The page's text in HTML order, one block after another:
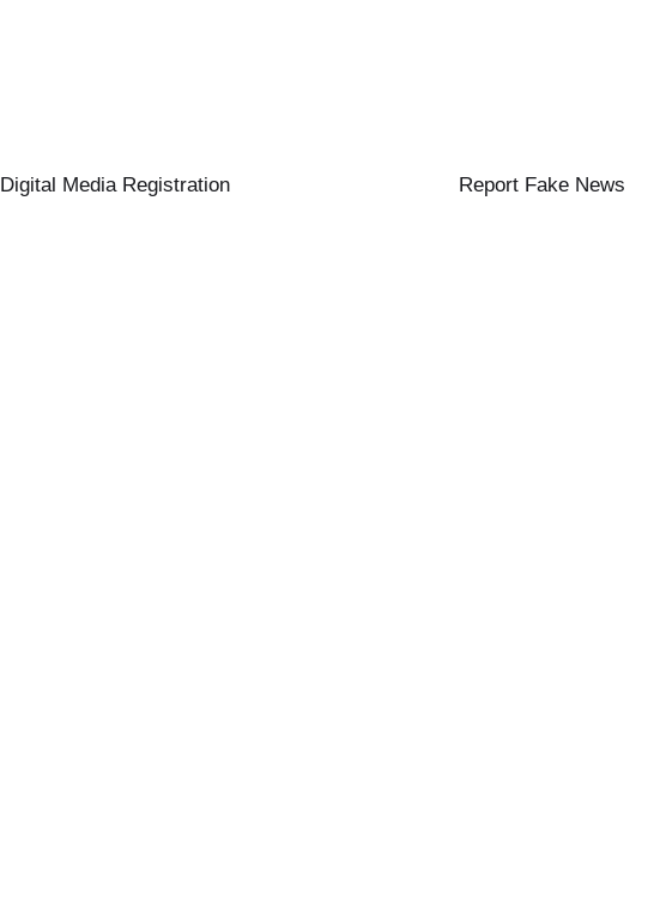
Digital Media Registration Report Fake News